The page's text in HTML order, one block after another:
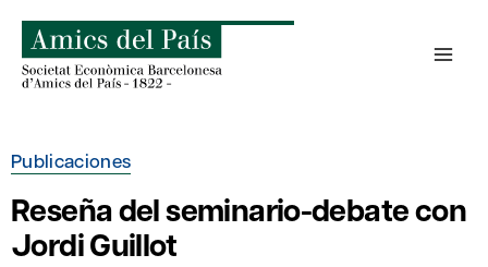
contenido
Publicaciones
Reseña del seminario-debate con
Jordi Guillot